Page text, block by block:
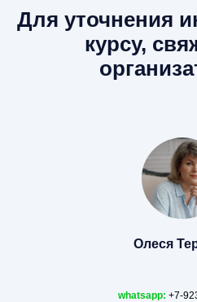
Для уточнения
курсу,
Олеся
whatsapp: +7-